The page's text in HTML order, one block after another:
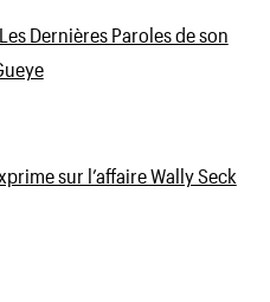
Dernières Paroles de son
sur l’affaire Wally Seck